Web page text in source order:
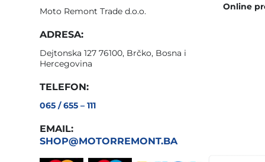
Moto Remont Trade d.o.o.
ADRESA:
Dejtonska 127 76100, Brčko, Bosna i
Hercegovina
TELEFON:
065 / 655 – 111
EMAIL:
SHOP@MOTORREMONT.BA
Online